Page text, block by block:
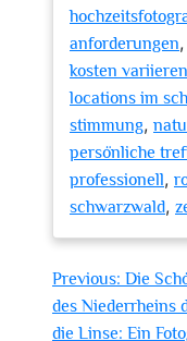
anforderungen,
kosten variieren
locations im
stimmung,
persönliche
professionell,
schwarzwald,
Previous: Die
des Niederrheins
die Linse: Ein